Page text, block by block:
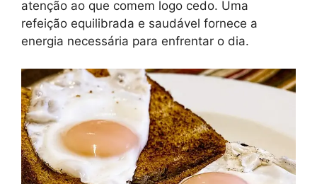
atenção ao que comem logo cedo. Uma
refeição equilibrada e saudável fornece a
energia necessária para enfrentar o dia.